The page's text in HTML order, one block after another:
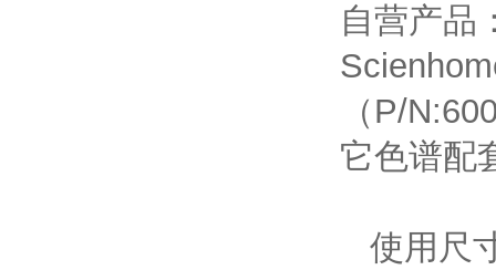
自营产品
（ P/
它色谱配
使用尺